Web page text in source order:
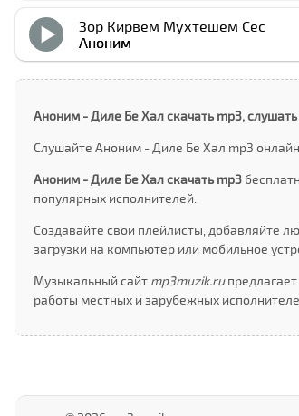
Зор Кирвем Мухтешем Сес
Аноним
Аноним - Диле Бе Хал скачать mp3,
Слушайте Аноним - Диле Бе Хал mp3
Аноним - Диле Бе Хал скачать mp3
популярных исполнителей.
Создавайте свои плейлисты, добавляйте
загрузки на компьютер или мобильное
Музыкальный сайт mp3muzik.ru
работы местных и зарубежных